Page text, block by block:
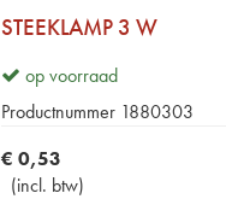
STEEKLAMP 3 W
op voorraad
Productnummer 1880303
€ 0,53
(incl. btw)